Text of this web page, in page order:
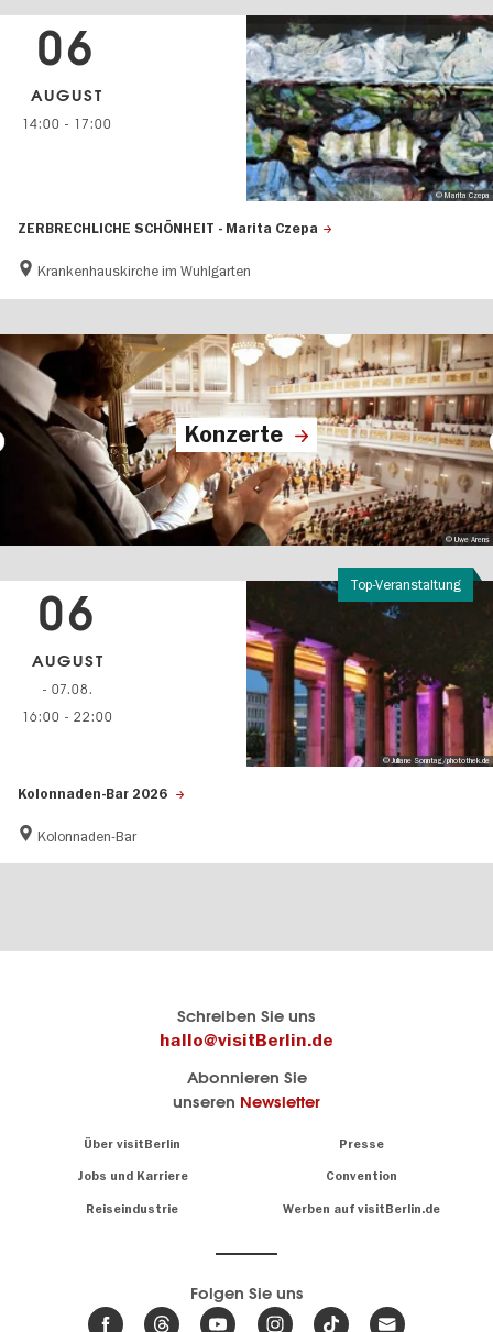
ZERBRECHLICHE SCHÖNHEIT - Marita Czepa
Krankenhauskirche im Wuhlgarten
06
AUGUST
14:00 - 17:00
© Marita Czepa
Konzerte
© Uwe Arens
Top-Veranstaltung
Kolonnaden-Bar 2026
Kolonnaden-Bar
06
AUGUST
- 07.08.
16:00 - 22:00
© Juliane Sonntag/photothek.de
Schreiben Sie uns
hallo@visitBerlin.de
Abonnieren Sie
unseren Newsletter
Über visitBerlin Presse
Jobs und Karriere Convention
Reiseindustrie Werben auf visitBerlin.de
sind
für Sie da.
Tickets
Insidertipps
Folgen Sie uns